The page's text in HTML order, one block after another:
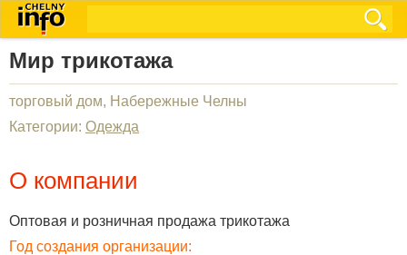
Мир трикотажа
торговый дом, Набережные Челны
Категории: Одежда
О компании
Оптовая и розничная продажа трикотажа
Год создания организации: